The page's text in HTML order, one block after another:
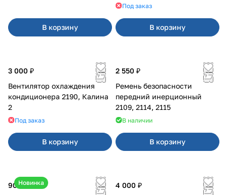
В корзину
Под заказ
В корзину
3 000 ₽
Вентилятор охлаждения
кондиционера 2190, Калина
2
Под заказ
В корзину
2 550 ₽
Ремень безопасности
передний инерционный
2109, 2114, 2115
В наличии
В корзину
Новинка
900 ₽
4 000 ₽